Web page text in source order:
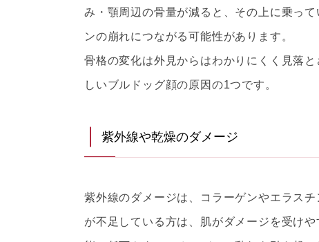
み・顎周辺の骨量が減ると、その上に乗っ
ンの崩れにつながる可能性があります。
骨格の変化は外見からはわかりにくく見落
しいブルドッグ顔の原因の1つです。
紫外線や乾燥のダメージ
紫外線のダメージは、コラーゲンやエラス
が不足している方は、肌がダメージを受け